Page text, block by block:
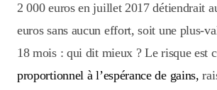
2 000 euros en juillet 2017 détiendrait
euros sans aucun effort, soit une plus-
18 mois : qui dit mieux ? Le risque est
proportionnel à l’espérance de gains,